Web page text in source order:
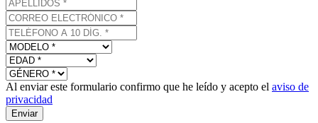
Al enviar este formulario confirmo que he leído y acepto el aviso de
privacidad
Enviar